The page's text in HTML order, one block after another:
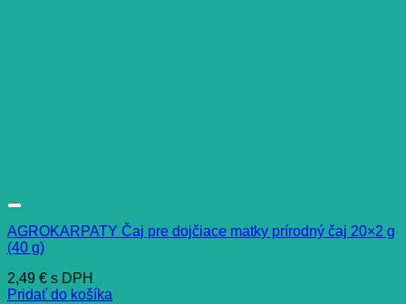
AGROKARPATY Čaj pre dojčiace matky prírodný čaj 20×2 g
(40 g)
2,49 € s DPH
Pridať do košíka